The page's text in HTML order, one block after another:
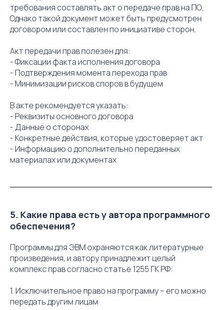
требования составлять акт о передаче прав на ПО.
Однако такой документ может быть предусмотрен
договором или составлен по инициативе сторон.
Акт передачи прав полезен для:
- Фиксации факта исполнения договора
- Подтверждения момента перехода прав
- Минимизации рисков споров в будущем
В акте рекомендуется указать:
- Реквизиты основного договора
- Данные о сторонах
- Конкретные действия, которые удостоверяет акт
- Информацию о дополнительно переданных
материалах или документах
5. Какие права есть у автора программного
обеспечения?
Программы для ЭВМ охраняются как литературные
произведения, и автору принадлежит целый
комплекс прав согласно статье 1255 ГК РФ:
1. Исключительное право на программу – его можно
передать другим лицам